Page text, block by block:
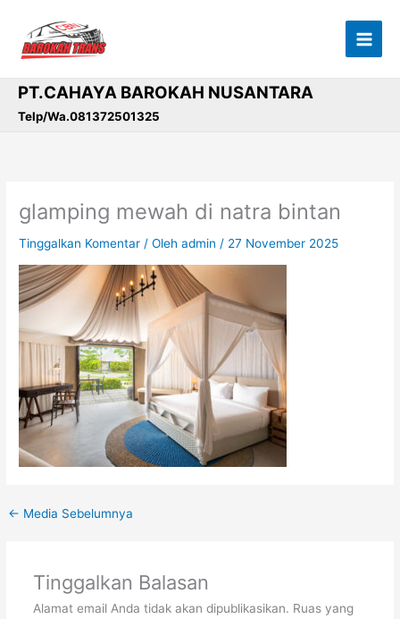
konten
PT.CAHAYA BAROKAH NUSANTARA
Telp/Wa.081372501325
glamping mewah di natra bintan
Tinggalkan Komentar / Olehadmin / 27 November 2025
← Media Sebelumnya
Tinggalkan Balasan
Alamat email Anda tidak akan dipublikasikan. Ruas yang